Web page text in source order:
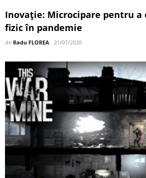
Inovație: Microcipare pentru
fizic în pandemie
de Radu FLOREA 21/07/2020